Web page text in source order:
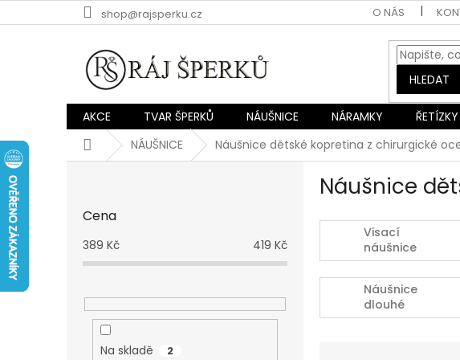
na
shop@rajsperku.cz O NÁS
HLEDAT
AKCE TVAR ŠPERKŮ NÁUŠNICE NÁRAMKY
DomůNÁUŠNICE Náušnice dětské kopretina z chirurgické
Cena
389 Kč 419 Kč
Na skladě 2
Náušnice
Visací
náušnice
Náušnice
dlouhé